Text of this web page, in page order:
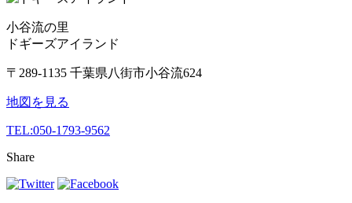
小谷流の里
ドギーズアイランド
〒289-1135 千葉県八街市小谷流624
地図を見る
TEL:050-1793-9562
Share